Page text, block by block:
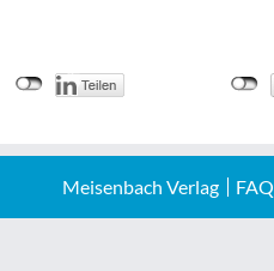
Meisenbach Verlag FAQ